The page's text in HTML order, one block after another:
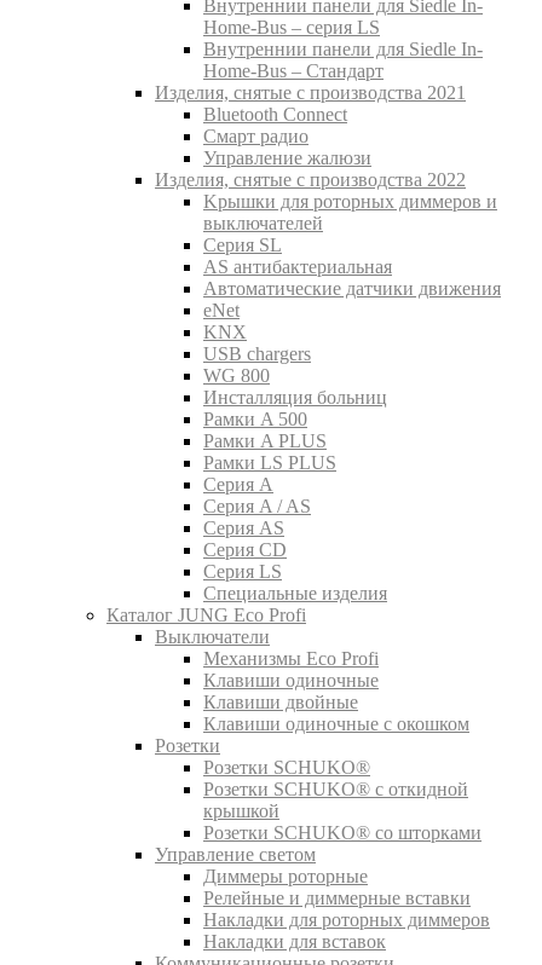
Внутреннии панели для Siedle In-
Home-Bus – серия LS
Внутреннии панели для Siedle In-
Home-Bus – Стандарт
Изделия, снятые с производства 2021
Bluetooth Connect
Смарт радио
Управление жалюзи
Изделия, снятые с производства 2022
Kрышки для роторных диммеров и
выключателей
Серия SL
AS антибактериальная
Aвтоматические датчики движения
eNet
KNX
USB chargers
WG 800
Инсталляция больниц
Рамки A 500
Рамки A PLUS
Рамки LS PLUS
Серия A
Серия A / AS
Серия AS
Серия CD
Серия LS
Специальные изделия
Каталог JUNG Eco Profi
Выключатели
Механизмы Eco Profi
Клавиши одиночные
Клавиши двойные
Клавиши одиночные с окошком
Розетки
Розетки SCHUKO®
Розетки SCHUKO® с откидной
крышкой
Розетки SCHUKO® со шторками
Управление светом
Диммеры роторные
Релейные и диммерные вставки
Накладки для роторных диммеров
Накладки для вставок